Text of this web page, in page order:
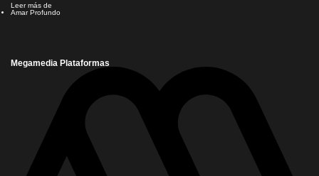
Leer más de
Amar Profundo
Megamedia Plataformas